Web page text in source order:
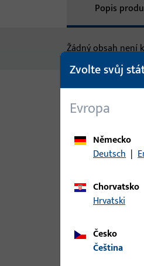
Popis
Žádný obsah není
Varianty
Pro tento
Zvolte svůj
Evropa
Německo
Deutsch |
Chorvatsko
Hrvatski
Česko
čeština